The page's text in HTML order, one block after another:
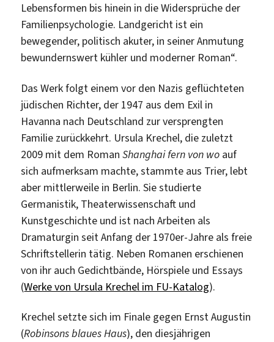
Lebensformen bis hinein in die Widersprüche der
Familienpsychologie. Landgericht ist ein
bewegender, politisch akuter, in seiner Anmutung
bewundernswert kühler und moderner Roman“.
Das Werk folgt einem vor den Nazis geflüchteten
jüdischen Richter, der 1947 aus dem Exil in
Havanna nach Deutschland zur versprengten
Familie zurückkehrt. Ursula Krechel, die zuletzt
2009 mit dem RomanShanghai fern von wo auf
sich aufmerksam machte, stammte aus Trier, lebt
aber mittlerweile in Berlin. Sie studierte
Germanistik, Theaterwissenschaft und
Kunstgeschichte und ist nach Arbeiten als
Dramaturgin seit Anfang der 1970er-Jahre als freie
Schriftstellerin tätig. Neben Romanen erschienen
von ihr auch Gedichtbände, Hörspiele und Essays
(Werke von Ursula Krechel im FU-Katalog).
Krechel setzte sich im Finale gegen Ernst Augustin
(Robinsons blaues Haus), den diesjährigen